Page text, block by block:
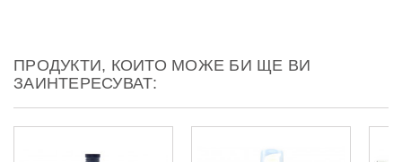
ПРОДУКТИ, КОИТО МОЖЕ БИ ЩЕ ВИ
ЗАИНТЕРЕСУВАТ: